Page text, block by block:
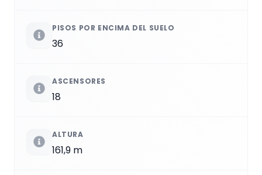
PISOS POR ENCIMA DEL SUELO
36
ASCENSORES
18
ALTURA
161,9 m